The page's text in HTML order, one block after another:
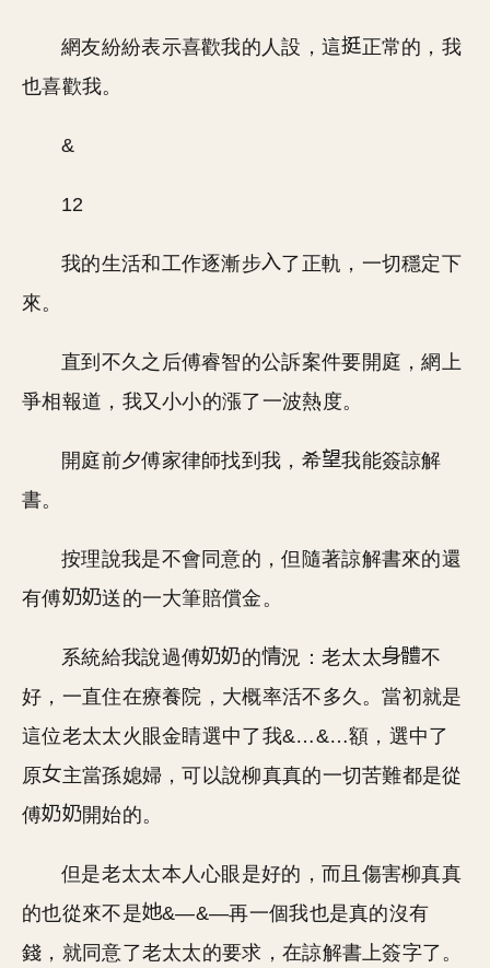
網友紛紛表示喜歡我的人設，這
正常的，我
也喜歡我。
&
12
我的生活和工作逐漸步
了正軌，一切穩定下
來。
直到不久之后傅睿智的公訴案件要開庭，網上
爭相報道，我又小小的漲了一波熱度。
開庭前夕傅家律師找到我，希
我能簽諒解
書。
按理說我是不會同意的，但隨著諒解書來的還
有傅
送的一大筆賠償金。
系統給我說過傅 的 況：老太太
不
好，一直住在療養院，大概率活不多久。當初就是
這位老太太火眼金睛選中了我&…&…額，選中了
原
主當孫媳婦，可以說柳真真的一切苦難都是從
傅
開始的。
但是老太太本人心眼是好的，而且傷害柳真真
的也從來不是
&—&—再一個我也是真的沒有
錢，就同意了老太太的要求，在諒解書上簽字了。